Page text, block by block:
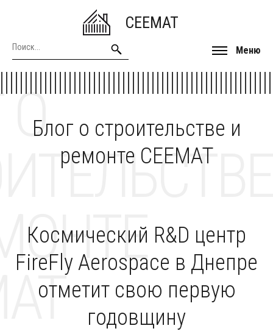
CEEMAT
Меню
Блог о строительстве и
ремонте CEEMAT
О
Космический R&D центр
FireFly Aerospace в Днепре
отметит свою первую
годовщину